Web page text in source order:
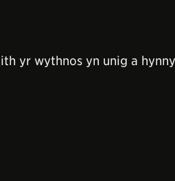
yr wythnos yn unig a